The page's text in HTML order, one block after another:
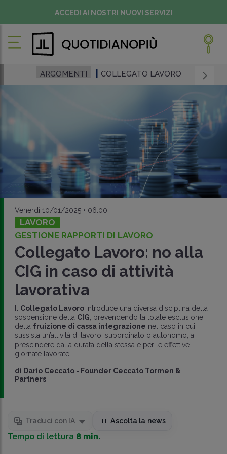
ACCEDI AI NOSTRI NUOVI SERVIZI
ARGOMENTI COLLEGATO LAVORO
Venerdì 10/01/2025 • 06:00
LAVORO
GESTIONE RAPPORTI DI LAVORO
Collegato Lavoro: no alla
CIG in caso di attività
lavorativa
Collegato Lavorointroduce una diversa disciplina della
sospensione della CIG , prevendendo la totale esclusione
della fruizione di cassa integrazione nel caso in cui
sussista un’attività di lavoro, subordinato o autonomo, a
prescindere dalla durata della stessa e per le effettive
giornate lavorate.
di Dario Ceccato - Founder Ceccato Tormen &
Partners
Traduci con IA Ascolta la news
Tempo di lettura 8 min.